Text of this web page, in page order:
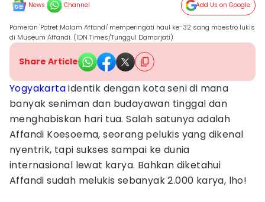
News Channel Add Us on Google
Pameran 'Potret Malam Affandi' memperingati haul ke-32 sang maestro lukis
di Museum Affandi. (IDN Times/Tunggul Damarjati)
Share Article
Yogyakartaidentik dengan kota seni di mana
banyak seniman dan budayawan tinggal dan
menghabiskan hari tua. Salah satunya adalah
Affandi Koesoema, seorang pelukis yang dikenal
nyentrik, tapi sukses sampai ke dunia
internasional lewat karya. Bahkan diketahui
Affandi sudah melukis sebanyak 2.000 karya, lho!